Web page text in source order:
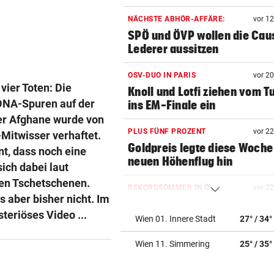
Toten: Die
Spuren auf der
Afghane wurde von
verhaftet.
dass noch eine
dabei laut
Tschetschenen.
aber bisher nicht. Im
Video ...
NÄCHSTE ABHÖR-AFFÄRE: vor
SPÖ und ÖVP wollen die
Lederer aussitzen
OSV-DUO IN PARIS vor
Knoll und Lotfi ziehen vom
ins EM-Finale ein
PLUS FÜNF PROZENT vor
Goldpreis legte diese Woche
neuen Höhenflug hin
REKORDSOMMER IN Ö vor
Einsatzkräfte gefordert!
FITNESS-TEST BESTANDEN vor
Wien 01. Innere Stadt 27° / 34°
Wien 11. Simmering 25° / 35°